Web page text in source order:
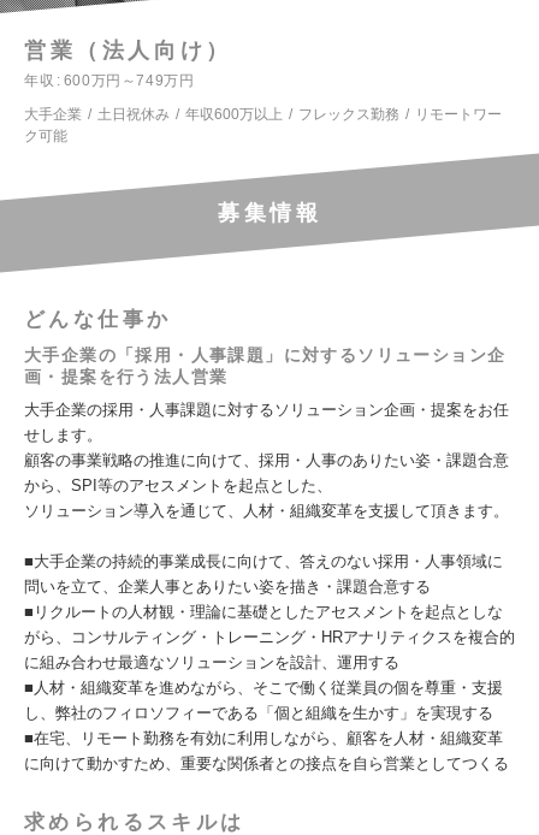
営業（法人向け）
年収
600万円～749万円
大手企業
土日祝休み 年収600万以上 フレックス勤務
リモートワー
ク可能
募集情報
どんな仕事か
大手企業の「採用・人事課題」に対するソリューション企
画・提案を行う法人営業
大手企業の採用・人事課題に対するソリューション企画・提案をお任
せします。
顧客の事業戦略の推進に向けて、採用・人事のありたい姿・課題合意
から、SPI等のアセスメントを起点とした、
ソリューション導入を通じて、人材・組織変革を支援して頂きます。
■大手企業の持続的事業成長に向けて、答えのない採用・人事領域に
問いを立て、企業人事とありたい姿を描き・課題合意する
■リクルートの人材観・理論に基礎としたアセスメントを起点としな
がら、コンサルティング・トレーニング・HRアナリティクスを複合的
に組み合わせ最適なソリューションを設計、運用する
■人材・組織変革を進めながら、そこで働く従業員の個を尊重・支援
し、弊社のフィロソフィーである「個と組織を生かす」を実現する
■在宅、リモート勤務を有効に利用しながら、顧客を人材・組織変革
に向けて動かすため、重要な関係者との接点を自ら営業としてつくる
求められるスキルは